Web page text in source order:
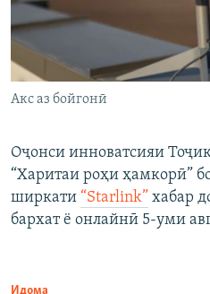
Акс аз бойгонӣ
Оҷонси инноватсияи
“Харитаи роҳи ҳамкорӣ”
ширкати “Starlink” хабар
бархат ё онлайнӣ 5-уми
Идома